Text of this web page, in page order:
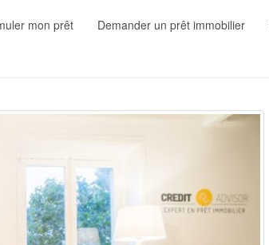
mon prêt Demander un prêt immobilier